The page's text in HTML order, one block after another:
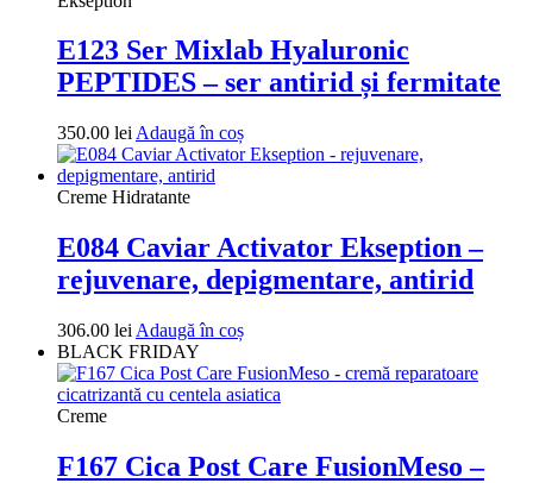
E123 Ser Mixlab Hyaluronic
PEPTIDES – ser antirid și fermitate
350.00 lei Adaugă în coș
Creme Hidratante
E084 Caviar Activator Ekseption –
rejuvenare, depigmentare, antirid
306.00 lei Adaugă în coș
BLACK FRIDAY
Creme
F167 Cica Post Care FusionMeso –